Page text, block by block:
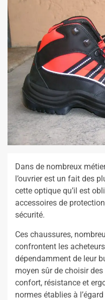
Dans de nombreux
l’ouvrier est un fait des
cette optique qu’il est
accessoires de
sécurité.
Ces chaussures,
confrontent les
dépendamment de leur
moyen sûr de choisir
confort, résistance et
normes établies à